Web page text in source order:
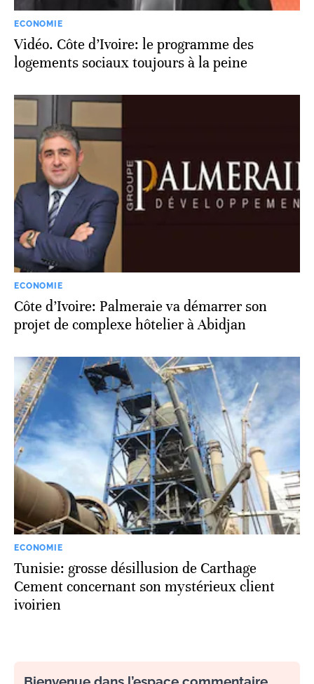
ECONOMIE
Vidéo. Côte d’Ivoire: le programme des
logements sociaux toujours à la peine
ECONOMIE
Côte d’Ivoire: Palmeraie va démarrer son
projet de complexe hôtelier à Abidjan
ECONOMIE
Tunisie: grosse désillusion de Carthage
Cement concernant son mystérieux client
ivoirien